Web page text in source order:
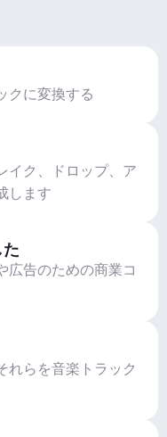
クに変換する
イク、ドロップ、ア
します
広告のための商業コ
れらを音楽トラック